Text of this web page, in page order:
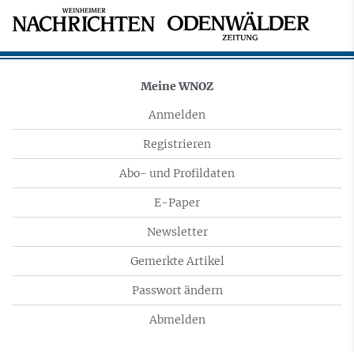
Meine WNOZ
Anmelden
Registrieren
Abo- und Profildaten
E-Paper
Newsletter
Gemerkte Artikel
Passwort ändern
Abmelden